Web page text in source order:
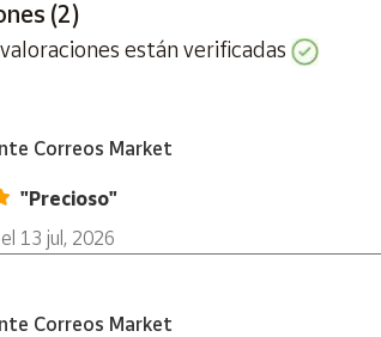
(2)
están verificadas
Correos Market
"Precioso"
13 jul, 2026
Correos Market